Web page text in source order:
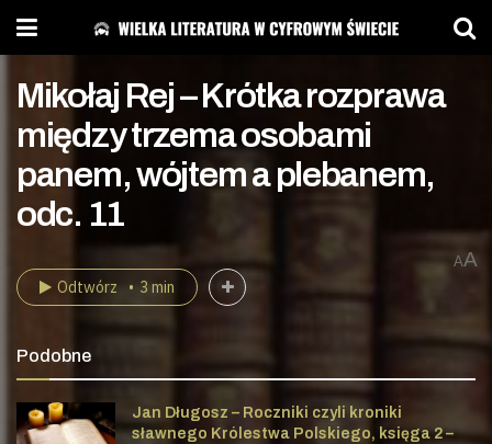
Mikołaj Rej – Krótka rozprawa
między trzema osobami
panem, wójtem a plebanem,
odc. 11
AA
Odtwórz 3 min
Podobne
Jan Długosz – Roczniki czyli kroniki
sławnego Królestwa Polskiego, księga 2 –